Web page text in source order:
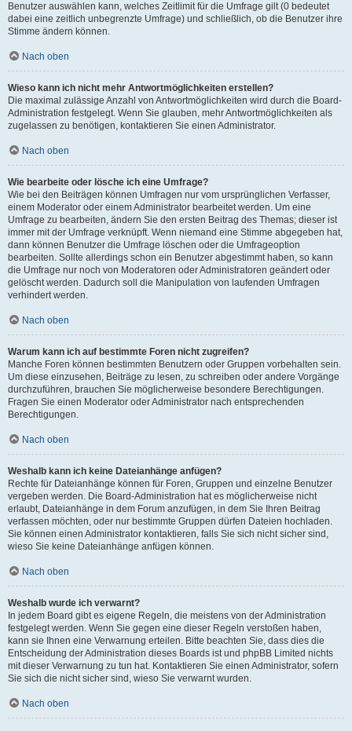
Benutzer auswählen kann, welches Zeitlimit für die Umfrage gilt (0 bedeutet
dabei eine zeitlich unbegrenzte Umfrage) und schließlich, ob die Benutzer ihre
Stimme ändern können.
Nach oben
Wieso kann ich nicht mehr Antwortmöglichkeiten erstellen?
Die maximal zulässige Anzahl von Antwortmöglichkeiten wird durch die Board-
Administration festgelegt. Wenn Sie glauben, mehr Antwortmöglichkeiten als
zugelassen zu benötigen, kontaktieren Sie einen Administrator.
Nach oben
Wie bearbeite oder lösche ich eine Umfrage?
Wie bei den Beiträgen können Umfragen nur vom ursprünglichen Verfasser,
einem Moderator oder einem Administrator bearbeitet werden. Um eine
Umfrage zu bearbeiten, ändern Sie den ersten Beitrag des Themas; dieser ist
immer mit der Umfrage verknüpft. Wenn niemand eine Stimme abgegeben hat,
dann können Benutzer die Umfrage löschen oder die Umfrageoption
bearbeiten. Sollte allerdings schon ein Benutzer abgestimmt haben, so kann
die Umfrage nur noch von Moderatoren oder Administratoren geändert oder
gelöscht werden. Dadurch soll die Manipulation von laufenden Umfragen
verhindert werden.
Nach oben
Warum kann ich auf bestimmte Foren nicht zugreifen?
Manche Foren können bestimmten Benutzern oder Gruppen vorbehalten sein.
Um diese einzusehen, Beiträge zu lesen, zu schreiben oder andere Vorgänge
durchzuführen, brauchen Sie möglicherweise besondere Berechtigungen.
Fragen Sie einen Moderator oder Administrator nach entsprechenden
Berechtigungen.
Nach oben
Weshalb kann ich keine Dateianhänge anfügen?
Rechte für Dateianhänge können für Foren, Gruppen und einzelne Benutzer
vergeben werden. Die Board-Administration hat es möglicherweise nicht
erlaubt, Dateianhänge in dem Forum anzufügen, in dem Sie Ihren Beitrag
verfassen möchten, oder nur bestimmte Gruppen dürfen Dateien hochladen.
Sie können einen Administrator kontaktieren, falls Sie sich nicht sicher sind,
wieso Sie keine Dateianhänge anfügen können.
Nach oben
Weshalb wurde ich verwarnt?
In jedem Board gibt es eigene Regeln, die meistens von der Administration
festgelegt werden. Wenn Sie gegen eine dieser Regeln verstoßen haben,
kann sie Ihnen eine Verwarnung erteilen. Bitte beachten Sie, dass dies die
Entscheidung der Administration dieses Boards ist und phpBB Limited nichts
mit dieser Verwarnung zu tun hat. Kontaktieren Sie einen Administrator, sofern
Sie sich die nicht sicher sind, wieso Sie verwarnt wurden.
Nach oben